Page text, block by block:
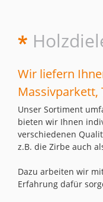
Wir liefern
Massivparkett,
Unser Sortiment
bieten wir Ihnen
verschiedenen
z.B. die Zirbe auch
Dazu arbeiten wir
Erfahrung dafür